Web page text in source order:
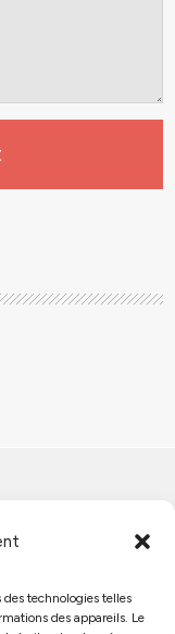
technologies telles
des appareils. Le